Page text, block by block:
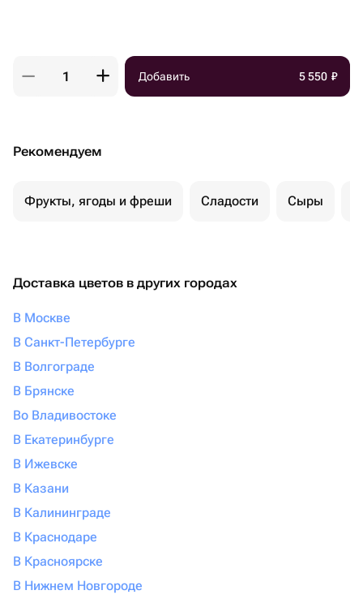
Добавить 5 550 ₽
Рекомендуем
Фрукты, ягоды и фреши Сладости Сыры
Доставка цветов в других городах
В Москве
В Санкт-Петербурге
В Волгограде
В Брянске
Во Владивостоке
В Екатеринбурге
В Ижевске
В Казани
В Калининграде
В Краснодаре
В Красноярске
В Нижнем Новгороде